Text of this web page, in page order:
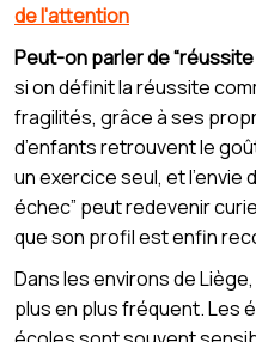
de l'attention
Peut-on parler de
si on définit la réussite
fragilités, grâce à ses
d’enfants retrouvent le
un exercice seul, et l’envie
échec” peut redevenir
que son profil est enfin
Dans les environs de
plus en plus fréquent. Les